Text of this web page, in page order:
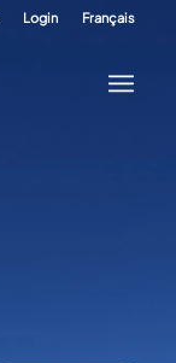
Login Français